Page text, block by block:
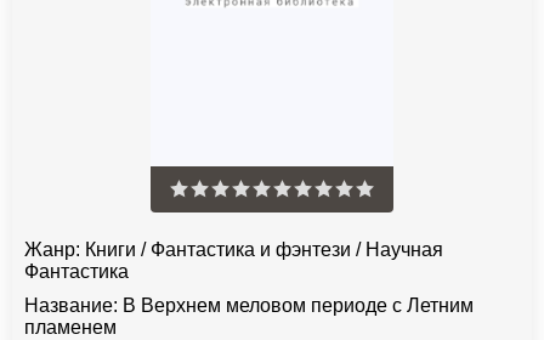
Жанр: Книги / Фантастика и фэнтези / Научная
Фантастика
Название: В Верхнем меловом периоде с Летним
пламенем